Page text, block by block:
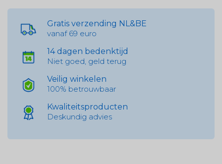
Gratis verzending NL&BE
vanaf 69 euro
14 dagen bedenktijd
Niet goed, geld terug
Veilig winkelen
100% betrouwbaar
Kwaliteitsproducten
Deskundig advies